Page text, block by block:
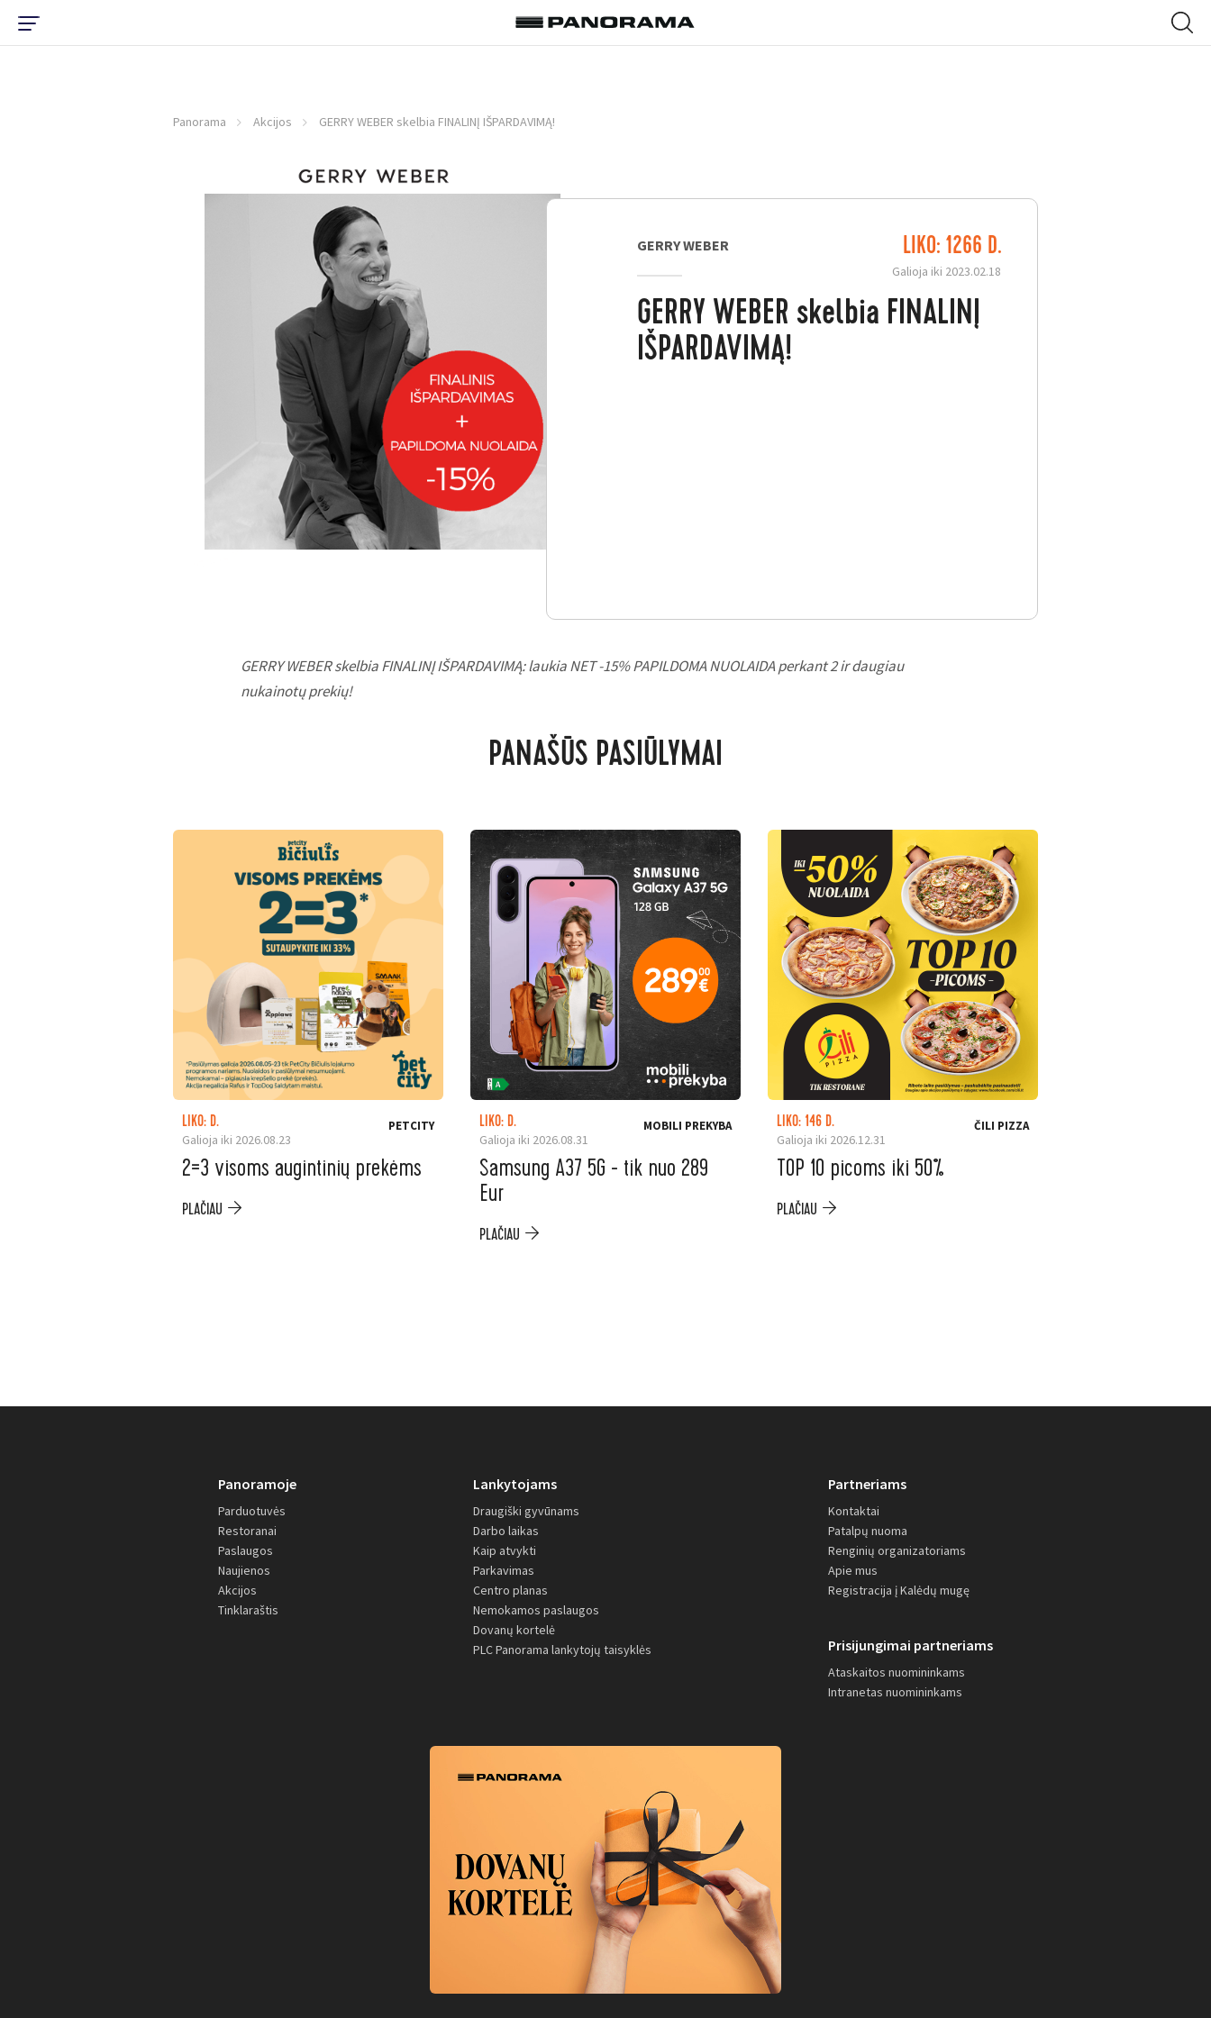
Panorama Akcijos GERRY WEBER skelbia FINALINĮ IŠPARDAVIMĄ!
GERRY WEBER LIKO: 1266 D.
Galioja iki 2023.02.18
GERRY WEBER skelbia FINALINĮ
IŠPARDAVIMĄ!
GERRY WEBER skelbia FINALINĮ IŠPARDAVIMĄ: laukia NET -15% PAPILDOMA NUOLAIDA perkant 2 ir daugiau
nukainotų prekių!
PANAŠŪS PASIŪLYMAI
LIKO: D.
Galioja iki 2026.08.23
PETCITY
2=3 visoms augintinių prekėms
PLAČIAU
LIKO: D.
Galioja iki 2026.08.31
MOBILI PREKYBA
Samsung A37 5G - tik nuo 289
Eur
PLAČIAU
LIKO: 146 D.
Galioja iki 2026.12.31
ČILI PIZZA
TOP 10 picoms iki 50%
PLAČIAU
Panoramoje
Parduotuvės
Restoranai
Paslaugos
Naujienos
Akcijos
Tinklaraštis
Lankytojams
Draugiški gyvūnams
Darbo laikas
Kaip atvykti
Parkavimas
Centro planas
Nemokamos paslaugos
Dovanų kortelė
PLC Panorama lankytojų taisyklės
Partneriams
Kontaktai
Patalpų nuoma
Renginių organizatoriams
Apie mus
Registracija į Kalėdų mugę
Prisijungimai partneriams
Ataskaitos nuomininkams
Intranetas nuomininkams